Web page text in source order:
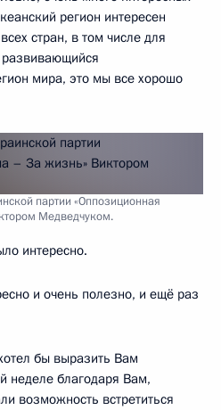
регион интересен
стран, в том числе для
мира, это мы все хорошо
партии «Оппозиционная
Медведчуком.
интересно.
и очень полезно, и ещё раз
бы выразить Вам
неделе благодаря Вам,
возможность встретиться